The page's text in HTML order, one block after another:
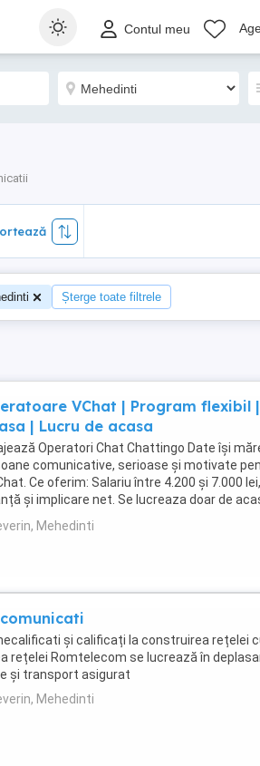
Contul meu
Șterge toate filtrele
VChat | Program flexibil |
| Lucru de acasa
Operatori Chat Chattingo Date își
comunicative, serioase și motivate
Ce oferim: Salariu între 4.200 și 7.000
și implicare net. Se lucreaza doar de
fac ...
Mehedinti
și calificați la construirea rețelei
rețelei Romtelecom se lucrează în
și transport asigurat
Mehedinti